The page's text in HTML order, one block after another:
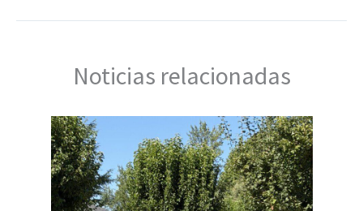
Noticias relacionadas